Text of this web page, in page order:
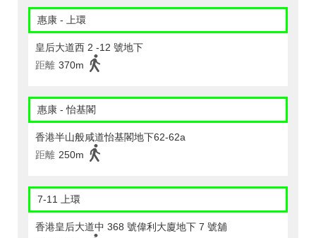
惠康 - 上環
皇后大道西 2 -12 號地下
距離 370m
惠康 - 怡基閣
香港半山般咸道怡基閣地下62-62a
距離 250m
7-11 上環
香港皇后大道中 368 號偉利大廈地下 7 號舖